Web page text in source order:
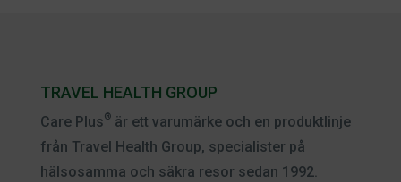
TRAVEL HEALTH GROUP
Care Plus®är ett varumärke och en produktlinje
från Travel Health Group, specialister på
hälsosamma och säkra resor sedan 1992.